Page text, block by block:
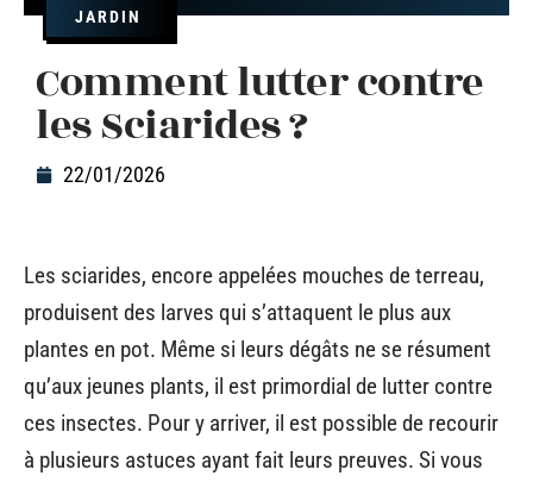
JARDIN
Comment lutter contre
les Sciarides ?
22/01/2026
Les sciarides, encore appelées mouches de terreau,
produisent des larves qui s’attaquent le plus aux
plantes en pot. Même si leurs dégâts ne se résument
qu’aux jeunes plants, il est primordial de lutter contre
ces insectes. Pour y arriver, il est possible de recourir
à plusieurs astuces ayant fait leurs preuves. Si vous